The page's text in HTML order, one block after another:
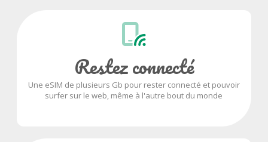
Restez connecté
Une eSIM de plusieurs Gb pour rester connecté et pouvoir
surfer sur le web, même à l'autre bout du monde